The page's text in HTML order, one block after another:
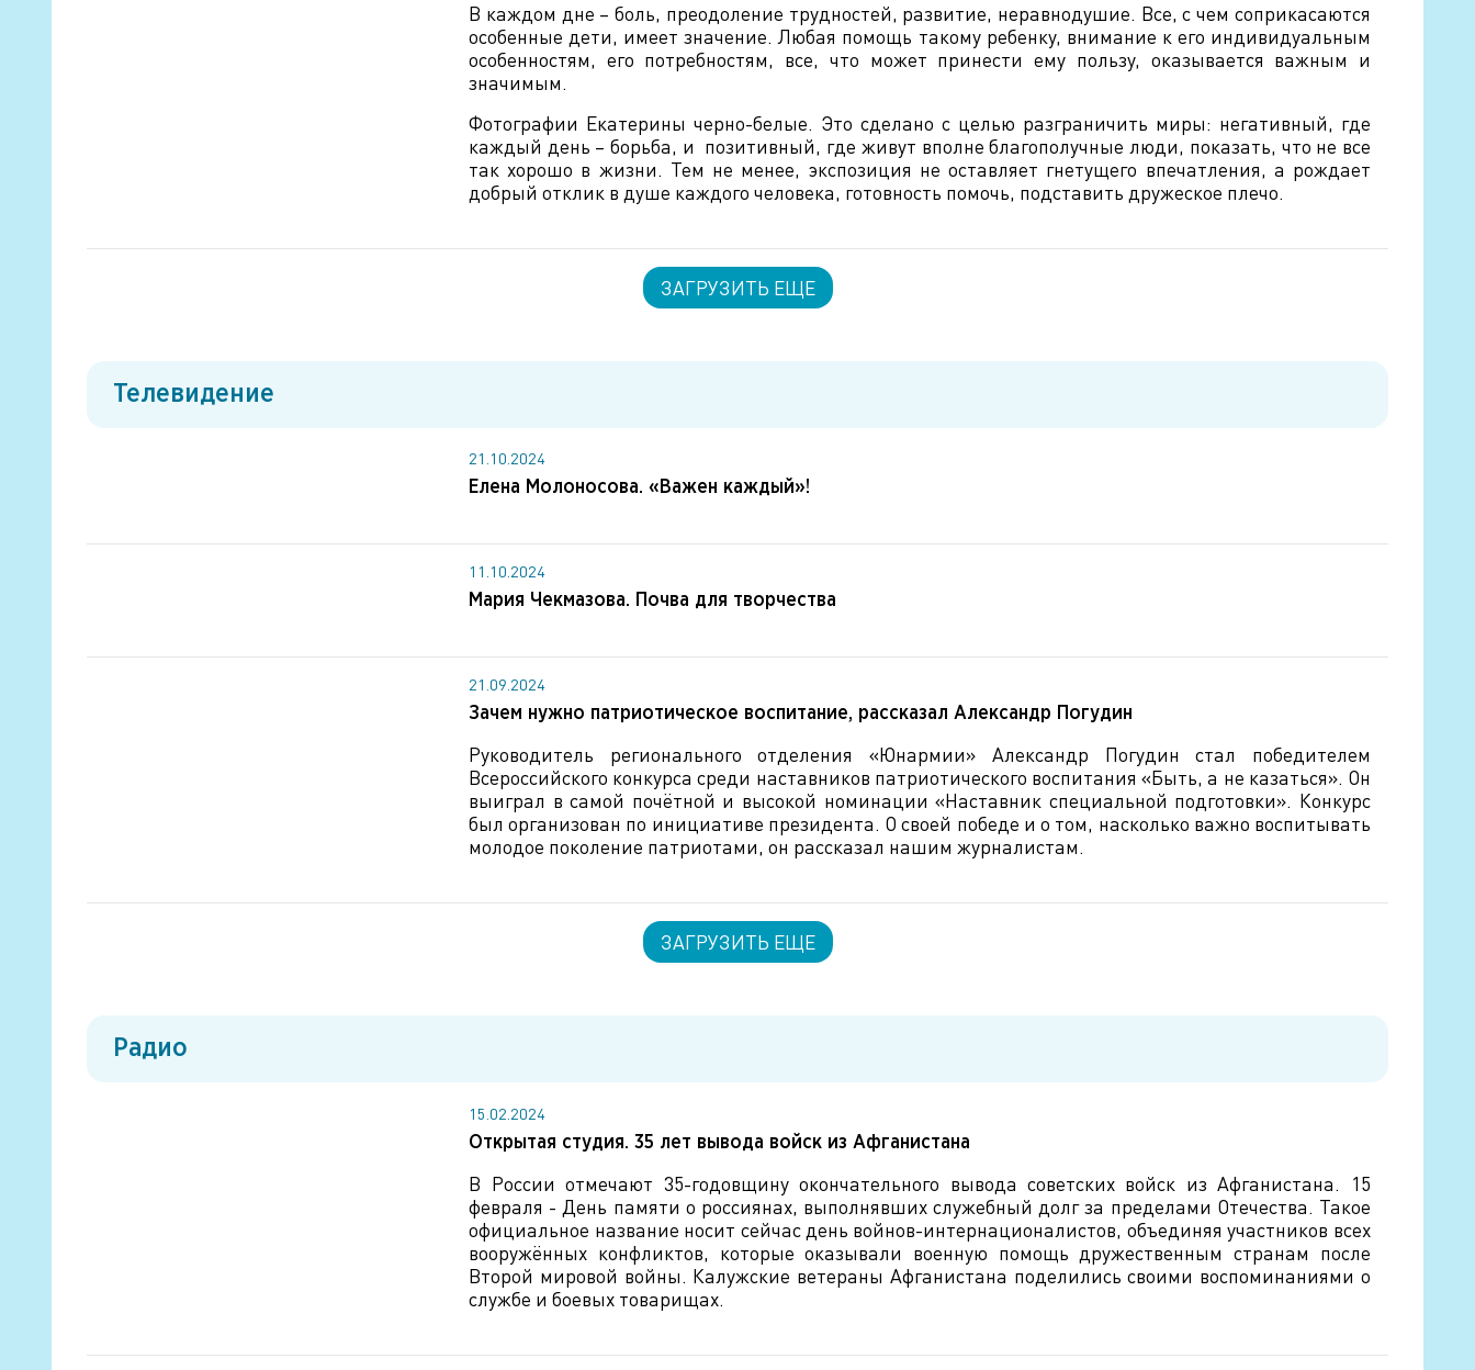
В каждом дне – боль, преодоление трудностей, развитие, неравнодушие. Все, с чем соприкасаются
особенные дети, имеет значение. Любая помощь такому ребенку, внимание к его индивидуальным
особенностям, его потребностям, все, что может принести ему пользу, оказывается важным и
значимым.
Фотографии Екатерины черно-белые. Это сделано с целью разграничить миры: негативный, где
каждый день – борьба, и позитивный, где живут вполне благополучные люди, показать, что не все
так хорошо в жизни. Тем не менее, экспозиция не оставляет гнетущего впечатления, а рождает
добрый отклик в душе каждого человека, готовность помочь, подставить дружеское плечо.
ЗАГРУЗИТЬ ЕЩЕ
Телевидение
21.10.2024
Елена Молоносова. «Важен каждый»!
11.10.2024
Мария Чекмазова. Почва для творчества
21.09.2024
Зачем нужно патриотическое воспитание, рассказал Александр Погудин
Руководитель регионального отделения «Юнармии» Александр Погудин стал победителем
Всероссийского конкурса среди наставников патриотического воспитания «Быть, а не казаться». Он
выиграл в самой почётной и высокой номинации «Наставник специальной подготовки». Конкурс
был организован по инициативе президента. О своей победе и о том, насколько важно воспитывать
молодое поколение патриотами, он рассказал нашим журналистам.
ЗАГРУЗИТЬ ЕЩЕ
Радио
15.02.2024
Открытая студия. 35 лет вывода войск из Афганистана
В России отмечают 35-годовщину окончательного вывода советских войск из Афганистана. 15
февраля - День памяти о россиянах, выполнявших служебный долг за пределами Отечества. Такое
официальное название носит сейчас день войнов-интернационалистов, объединяя участников всех
вооружённых конфликтов, которые оказывали военную помощь дружественным странам после
Второй мировой войны. Калужские ветераны Афганистана поделились своими воспоминаниями о
службе и боевых товарищах.